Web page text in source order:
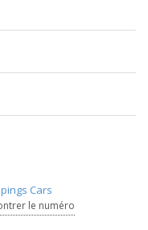
Cars
le numéro